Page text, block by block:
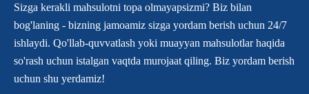
Sizga kerakli mahsulotni topa olmayapsizmi? Biz bilan
bog'laning - bizning jamoamiz sizga yordam berish uchun 24/7
ishlaydi. Qo'llab-quvvatlash yoki muayyan mahsulotlar haqida
so'rash uchun istalgan vaqtda murojaat qiling. Biz yordam berish
uchun shu yerdamiz!